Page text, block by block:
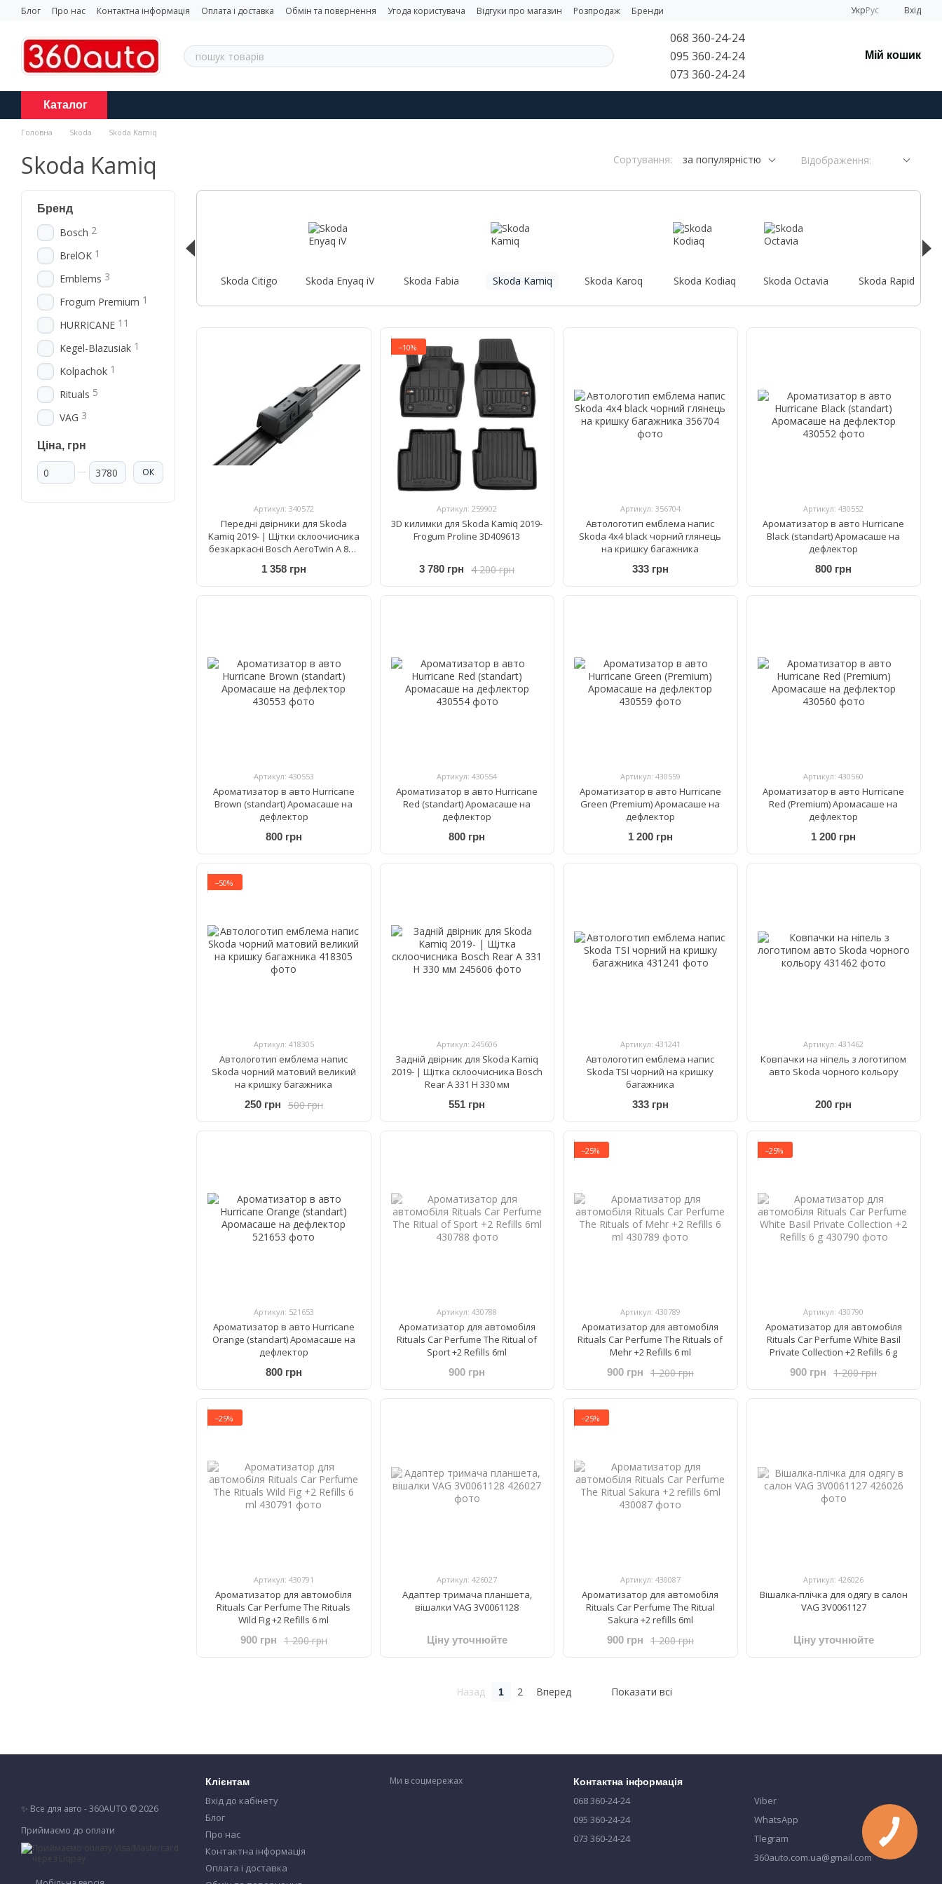
Перейти до основного контенту
Блог Про нас Контактна інформація Оплата і доставка Обмін та повернення Угода користувача Відгуки про магазин Розпродаж Бренди УкрРус Вхід
068 360-24-24
095 360-24-24
073 360-24-24
Мій кошик
Каталог
Головна Skoda Skoda Kamiq
Skoda Kamiq Сортування: за популярністю Відображення:
Skoda Citigo Skoda Enyaq iV Skoda Fabia Skoda Kamiq Skoda Karoq Skoda Kodiaq Skoda Octavia Skoda Rapid
Артикул: 340572
Передні двірники для Skoda
Kamiq 2019- | Щітки склоочисника
безкаркасні Bosch AeroTwin A 863
1 358 грн
−10%
Артикул: 259902
3D килимки для Skoda Kamiq 2019-
Frogum Proline 3D409613
4 200 грн
3 780 грн
Артикул: 356704
Автологотип емблема напис
Skoda 4x4 black чорний глянець
на кришку багажника
333 грн
Артикул: 430552
Ароматизатор в авто Hurricane
Black (standart) Аромасаше на
дефлектор
800 грн
Артикул: 430553
Ароматизатор в авто Hurricane
Brown (standart) Аромасаше на
дефлектор
800 грн
Артикул: 430554
Ароматизатор в авто Hurricane
Red (standart) Аромасаше на
дефлектор
800 грн
Артикул: 430559
Ароматизатор в авто Hurricane
Green (Premium) Аромасаше на
дефлектор
1 200 грн
Артикул: 430560
Ароматизатор в авто Hurricane
Red (Premium) Аромасаше на
дефлектор
1 200 грн
−50%
Артикул: 418305
Автологотип емблема напис
Skoda чорний матовий великий
на кришку багажника
500 грн
250 грн
Артикул: 245606
Задній двірник для Skoda Kamiq
2019- | Щітка склоочисника Bosch
Rear A 331 H 330 мм
551 грн
Артикул: 431241
Автологотип емблема напис
Skoda TSI чорний на кришку
багажника
333 грн
Артикул: 431462
Ковпачки на ніпель з логотипом
авто Skoda чорного кольору
200 грн
Артикул: 521653
Ароматизатор в авто Hurricane
Orange (standart) Аромасаше на
дефлектор
800 грн
Артикул: 430788
Ароматизатор для автомобіля
Rituals Car Perfume The Ritual of
Sport +2 Refills 6ml
900 грн
−25%
Артикул: 430789
Ароматизатор для автомобіля
Rituals ​Car Perfume The Rituals of
Mehr +2 Refills 6 ml
1 200 грн
900 грн
−25%
Артикул: 430790
Ароматизатор для автомобіля
Rituals ​Car Perfume ​White Basil
Private Collection +2 Refills 6 g
1 200 грн
900 грн
−25%
Артикул: 430791
Ароматизатор для автомобіля
Rituals ​Car Perfume The Rituals
Wild Fig +2 Refills 6 ml
1 200 грн
900 грн
Артикул: 426027
Адаптер тримача планшета,
вішалки VAG 3V0061128
Ціну уточнюйте
−25%
Артикул: 430087
Ароматизатор для автомобіля
Rituals ​Car Perfume The Ritual
Sakura +2 refills 6ml
1 200 грн
900 грн
Артикул: 426026
Вішалка-плічка для одягу в салон
VAG 3V0061127
Ціну уточнюйте
Назад 1 2 Вперед Показати всі
Бренд
Bosch 2
BrelOK 1
Emblems 3
Frogum Premium 1
HURRICANE 11
Kegel-Blazusiak 1
Kolpachok 1
Rituals 5
VAG 3
Ціна, грн
Від Ціна, грн
До Ціна, грн ОК
✨ Все для авто - 360AUTO © 2026
Приймаємо до оплати
Клієнтам
Вхід до кабінету
Блог
Про нас
Контактна інформація
Оплата і доставка
Ми в соцмережах Контактна інформація
068 360-24-24
095 360-24-24
073 360-24-24
Viber
WhatsApp
Tlegram
360auto.com.ua@gmail.com